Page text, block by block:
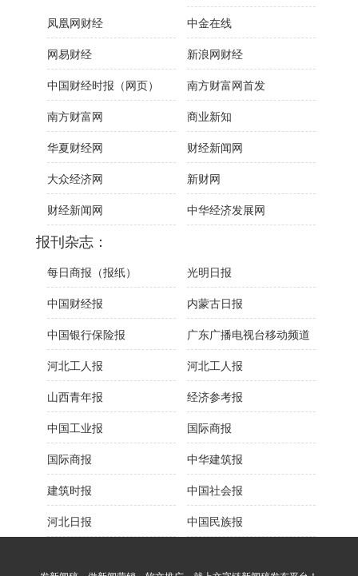
凤凰网财经
中金在线
网易财经
新浪网财经
中国财经时报（网页）
南方财富网首发
南方财富网
商业新知
华夏财经网
财经新闻网
大众经济网
新财网
财经新闻网
中华经济发展网
报刊杂志：
每日商报（报纸）
光明日报
中国财经报
内蒙古日报
中国银行保险报
广东广播电视台移动频道
河北工人报
河北工人报
山西青年报
经济参考报
中国工业报
国际商报
国际商报
中华建筑报
建筑时报
中国社会报
河北日报
中国民族报